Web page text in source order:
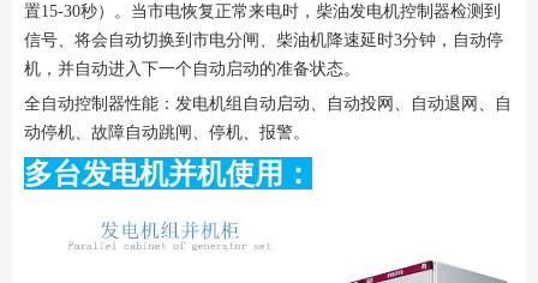
置15-30秒）。当市电恢复正常来电时，柴油发电机控制器检测到
信号、将会自动切换到市电分闸、柴油机降速延时3分钟，自动停
机，并自动进入下一个自动启动的准备状态。
全自动控制器性能：发电机组自动启动、自动投网、自动退网、自
动停机、故障自动跳闸、停机、报警。
多台发电机并机使用：